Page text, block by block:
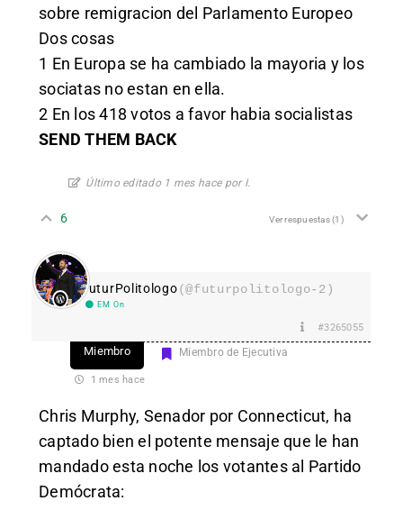
sobre remigracion del Parlamento Europeo
Dos cosas
1 En Europa se ha cambiado la mayoria y los
sociatas no estan en ella.
2 En los 418 votos a favor habia socialistas
SEND THEM BACK
Último editado 1 mes hace por I.
6 Ver respuestas(1)
FuturPolitologo(@futurpolitologo-2)
EM On
#3265055
Miembro Miembro de Ejecutiva
1 mes hace
Chris Murphy, Senador por Connecticut, ha
captado bien el potente mensaje que le han
mandado esta noche los votantes al Partido
Demócrata: